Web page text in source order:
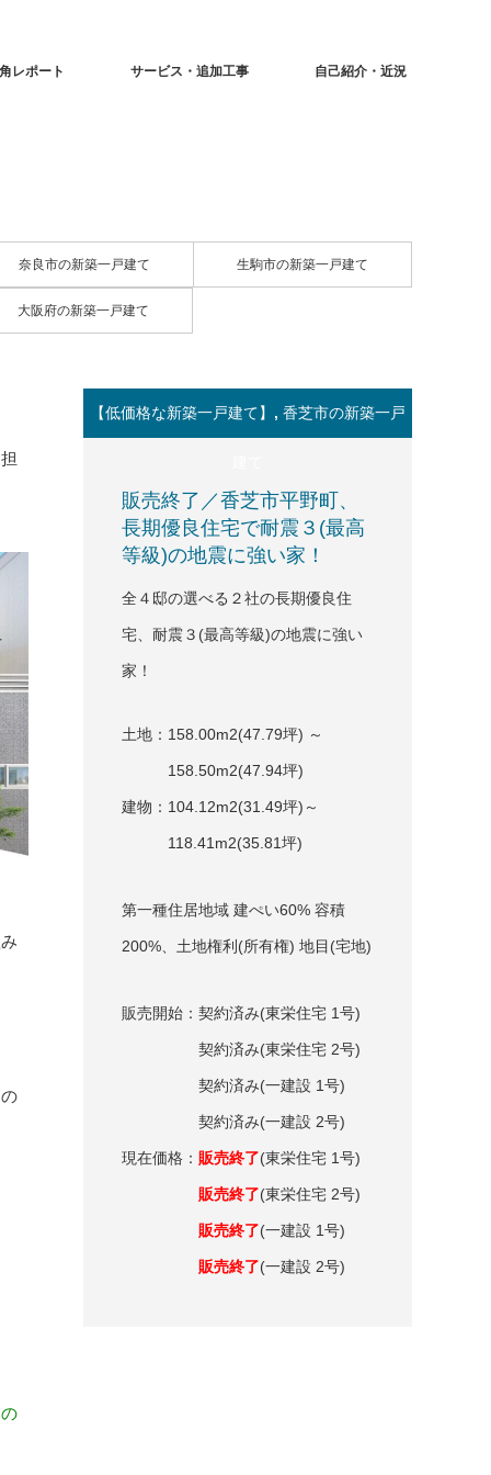
レポート サービス・追加工事 自己紹介・近況
奈良市の新築一戸建て 生駒市の新築一戸建て
大阪府の新築一戸建て
【低価格な新築一戸建て】 , 香芝市の新築一戸
販売終了／香芝市平野町、
長期優良住宅で耐震３(最高
等級)の地震に強い家！
全４邸の選べる２社の長期優良住
宅、耐震３(最高等級)の地震に強い
家！
土地：158.00m2(47.79坪) ～
158.50m2(47.94坪)
建物：104.12m2(31.49坪)～
118.41m2(35.81坪)
第一種住居地域 建ぺい60% 容積
200%、土地権利(所有権) 地目(宅地)
販売開始：契約済み(東栄住宅 1号)
契約済み(東栄住宅 2号)
契約済み(一建設 1号)
契約済み(一建設 2号)
現在価格： 販売終了(東栄住宅 1号)
販売終了(東栄住宅 2号)
販売終了(一建設 1号)
販売終了(一建設 2号)